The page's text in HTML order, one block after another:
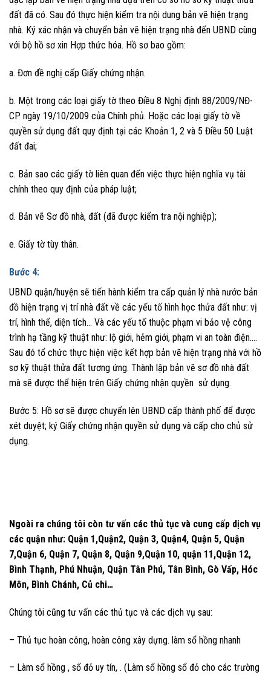
đất đã có. Sau đó thực hiện kiểm tra nội dung bản vẽ hiện trạng
nhà. Ký xác nhận và chuyển bản vẽ hiện trạng nhà đến UBND cùng
với bộ hồ sơ xin Hợp thức hóa. Hồ sơ bao gồm:
a. Đơn đề nghị cấp Giấy chứng nhận.
b. Một trong các loại giấy tờ theo Điều 8 Nghị định 88/2009/NĐ-
CP ngày 19/10/2009 của Chính phủ. Hoặc các loại giấy tờ về
quyền sử dụng đất quy định tại các Khoản 1, 2 và 5 Điều 50 Luật
đất đai;
c. Bản sao các giấy tờ liên quan đến việc thực hiện nghĩa vụ tài
chính theo quy định của pháp luật;
d. Bản vẽ Sơ đồ nhà, đất (đã được kiểm tra nội nghiệp);
e. Giấy tờ tùy thân.
Bước 4:
UBND quận/huyện sẽ tiến hành kiểm tra cấp quản lý nhà nước bản
đồ hiện trạng vị trí nhà đất về các yếu tố hình học thửa đất như: vị
trí, hình thể, diện tích… Và các yếu tố thuộc phạm vi bảo vệ công
trình hạ tầng kỹ thuật như: lộ giới, hẻm giới, phạm vi an toàn điện….
Sau đó tổ chức thực hiện việc kết hợp bản vẽ hiện trạng nhà với hồ
sơ kỹ thuật thửa đất tương ứng. Thành lập bản vẽ sơ đồ nhà đất
mà sẽ được thể hiện trên Giấy chứng nhận quyền sử dụng.
Bước 5: Hồ sơ sẽ được chuyển lên UBND cấp thành phố để được
xét duyệt; ký Giấy chứng nhận quyền sử dụng và cấp cho chủ sử
dụng.
Ngoài ra chúng tôi còn tư vấn các thủ tục và cung cấp dịch vụ
các quận như: Quận 1,Quận2, Quận 3, Quận4, Quận 5, Quận
7,Quận 6, Quận 7, Quận 8, Quận 9,Quận 10, quận 11,Quận 12,
Bình Thạnh, Phú Nhuận, Quận Tân Phú, Tân Bình, Gò Vấp, Hóc
Môn, Bình Chánh, Củ chi…
Chúng tôi cũng tư vấn các thủ tục và các dịch vụ sau:
– Thủ tục hoàn công, hoàn công xây dựng. làm sổ hồng nhanh
– Làm sổ hồng , sổ đỏ uy tín, . (Làm sổ hồng sổ đỏ cho các trường